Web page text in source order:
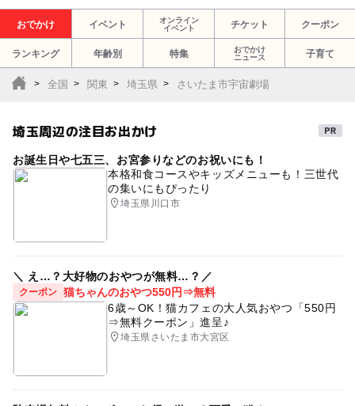
おでかけ イベント
オンライン
イベント
チケット クーポン
ランキング 年齢別 特集
おでかけ
ニュース
子育て
全国 関東 埼玉県 さいたま市宇宙劇場
埼玉周辺の注目お出かけ
お誕生日や七五三、お宮参りなどのお祝いにも！
本格和食コースやキッズメニューも！三世代
の集いにもぴったり
埼玉県川口市
＼ え…？大好物のおやつが無料…？／
クーポン 猫ちゃんのおやつ550円⇒無料
6歳～OK！猫カフェの大人気おやつ「550円
⇒無料クーポン」進呈♪
埼玉県さいたま市大宮区